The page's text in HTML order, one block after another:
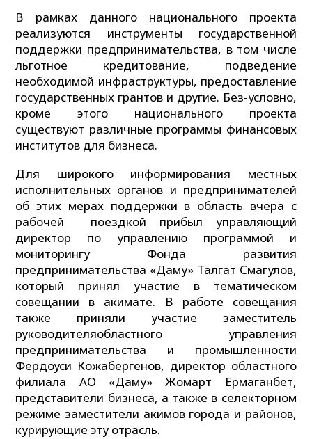
В рамках данного национального проекта
реализуются инструменты государственной
поддержки предпринимательства, в том числе
льготное кредитование, подведение
необходимой инфраструктуры, предоставление
государственных грантов и другие. Без-условно,
кроме этого национального проекта
существуют различные программы финансовых
институтов для бизнеса.
Для широкого информирования местных
исполнительных органов и предпринимателей
об этих мерах поддержки в область вчера с
рабочей поездкой прибыл управляющий
директор по управлению программой и
мониторингу Фонда развития
предпринимательства «Даму» Талгат Смагулов,
который принял участие в тематическом
совещании в акимате. В работе совещания
также приняли участие заместитель
руководителяобластного управления
предпринимательства и промышленности
Фердоуси Кожабергенов, директор областного
филиала АО «Даму» Жомарт Ермаганбет,
представители бизнеса, а также в селекторном
режиме заместители акимов города и районов,
курирующие эту отрасль.